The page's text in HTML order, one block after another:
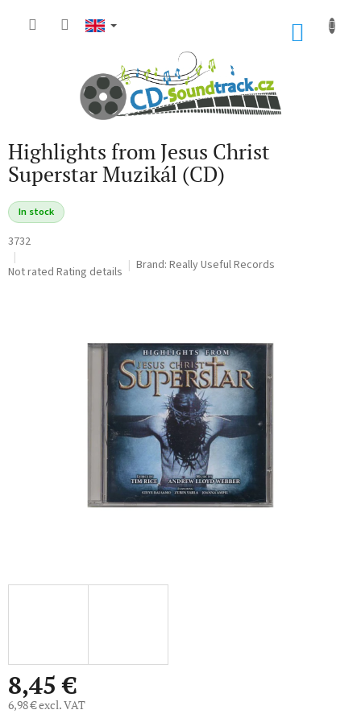
Highlights from Jesus Christ
Superstar Muzikál (CD)
In stock
3732
The
Not rated Rating details Brand: Really Useful Records
8,45 €
6,98 € excl. VAT